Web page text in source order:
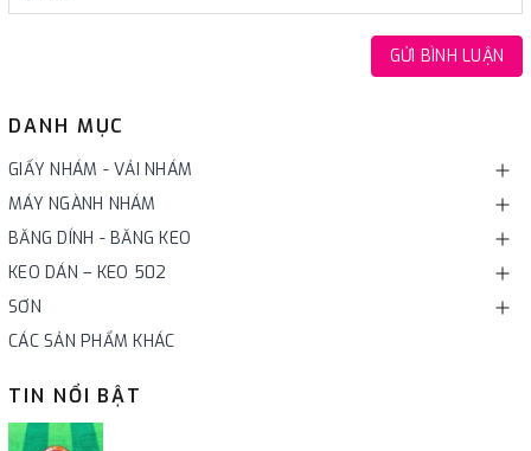
DANH MỤC
GIẤY NHÁM - VẢI NHÁM
MÁY NGÀNH NHÁM
BĂNG DÍNH - BĂNG KEO
KEO DÁN – KEO 502
SƠN
CÁC SẢN PHẨM KHÁC
TIN NỔI BẬT
GỬI BÌNH LUẬN